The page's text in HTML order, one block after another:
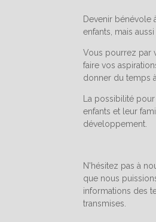
Devenir bénévole
enfants, mais
Vous pourrez par
faire vos
donner du temps
La possibilité
enfants et leur
développement.
N'hésitez pas à
que nous
informations des
transmises.